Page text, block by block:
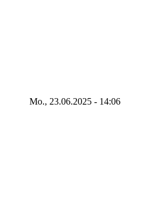
Mo., 23.06.2025 - 14:06